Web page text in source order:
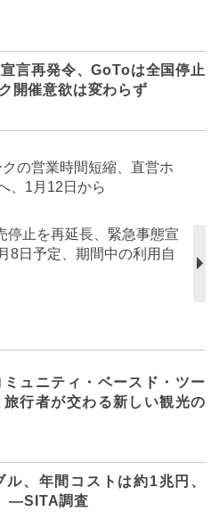
言再発令、GoToは全国停止
開催意欲は変わらず
の営業時間短縮、直営ホ
、1月12日から
停止を再延長、緊急事態宣
8日予定、期間中の利用自
ュニティ・ベースド・ツー
行者が交わる新しい観光の
、年間コストは約1兆円、
―SITA調査